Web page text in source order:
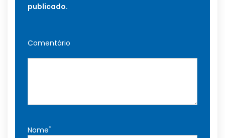
publicado.
Comentário
Nome*